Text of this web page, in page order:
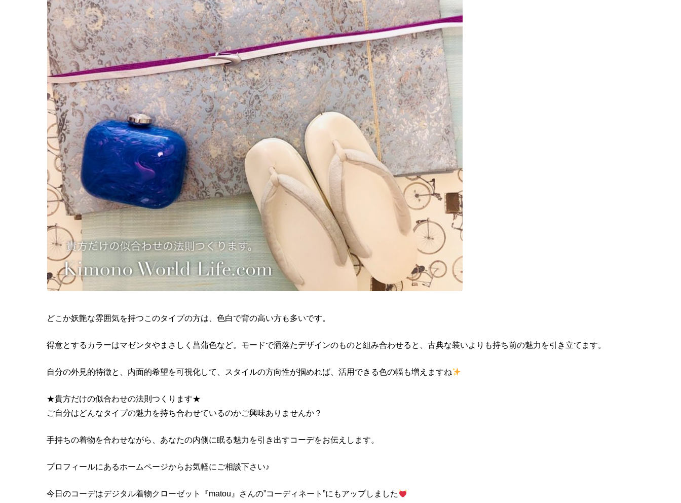
どこか妖艶な雰囲気を持つこのタイプの方は、色白で背の高い方も多いです。
得意とするカラーはマゼンタやまさしく菖蒲色など。モードで洒落たデザインのものと組み合わせると、古典な装いよりも持ち前の魅力を引き立てます。
自分の外見的特徴と、内面的希望を可視化して、スタイルの方向性が掴めれば、活用できる色の幅も増えますね
★貴方だけの似合わせの法則つくります★
ご自分はどんなタイプの魅力を持ち合わせているのかご興味ありませんか？
手持ちの着物を合わせながら、あなたの内側に眠る魅力を引き出すコーデをお伝えします。
プロフィールにあるホームページからお気軽にご相談下さい♪
今日のコーデはデジタル着物クローゼット『matou』さんの”コーディネート”にもアップしました